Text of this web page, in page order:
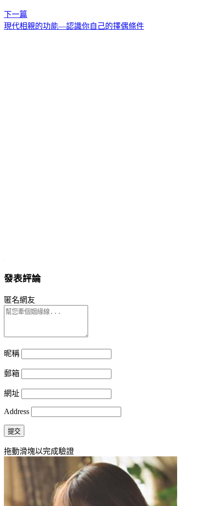
下一篇
現代相親的功能—認識你自己的擇偶條件
發表評論
匿名網友
昵稱
郵箱
網址
Address
提交
拖動滑塊以完成驗證